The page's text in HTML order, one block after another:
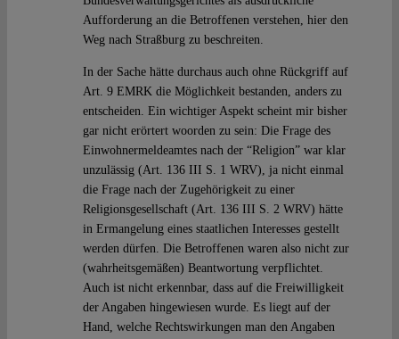
Aufforderung an die Betroffenen verstehen, hier den
Weg nach Straßburg zu beschreiten.
In der Sache hätte durchaus auch ohne Rückgriff auf
Art. 9 EMRK die Möglichkeit bestanden, anders zu
entscheiden. Ein wichtiger Aspekt scheint mir bisher
gar nicht erörtert woorden zu sein: Die Frage des
Einwohnermeldeamtes nach der “Religion” war klar
unzulässig (Art. 136 III S. 1 WRV), ja nicht einmal
die Frage nach der Zugehörigkeit zu einer
Religionsgesellschaft (Art. 136 III S. 2 WRV) hätte
in Ermangelung eines staatlichen Interesses gestellt
werden dürfen. Die Betroffenen waren also nicht zur
(wahrheitsgemäßen) Beantwortung verpflichtet.
Auch ist nicht erkennbar, dass auf die Freiwilligkeit
der Angaben hingewiesen wurde. Es liegt auf der
Hand, welche Rechtswirkungen man den Angaben